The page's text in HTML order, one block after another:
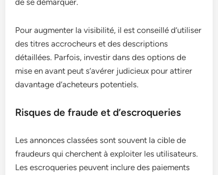
Pour augmenter la visibilité, il est conseillé d’utiliser
des titres accrocheurs et des descriptions
détaillées. Parfois, investir dans des options de
mise en avant peut s’avérer judicieux pour attirer
davantage d’acheteurs potentiels.
Risques de fraude et d’escroqueries
Les annonces classées sont souvent la cible de
fraudeurs qui cherchent à exploiter les utilisateurs.
Les escroqueries peuvent inclure des paiements